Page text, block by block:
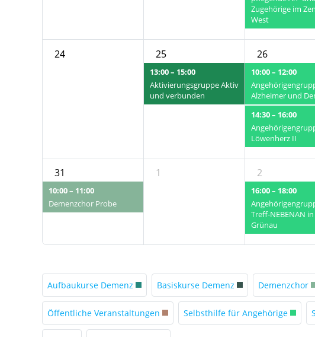
Zugehörige im
West
24 25
13:00 – 15:00
Aktivierungsgruppe Aktiv
und verbunden
26
10:00 – 12:00
Alzheimer und
14:30 – 16:00
Löwenherz II
31
10:00 – 11:00
Demenzchor Probe
1 2
16:00 – 18:00
Treff-NEBENAN in
Grünau
Aufbaukurse Demenz Basiskurse Demenz Demenzchor
Öffentliche Veranstaltungen Selbsthilfe für Angehörige